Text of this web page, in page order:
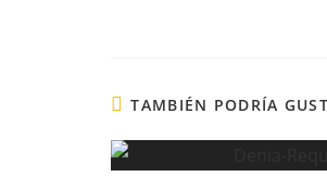
TAMBIÉN PODRÍA